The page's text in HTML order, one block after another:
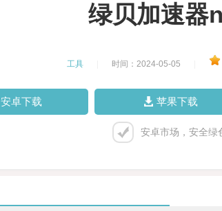
绿贝加速器
工具 时间：2024-05-05
安卓下载 苹果下载
安卓市场，安全绿